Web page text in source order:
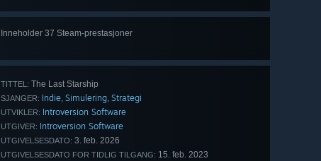
Inneholder 37 Steam-prestasjoner
TITTEL: The Last Starship
SJANGER: Indie, Simulering, Strategi
UTVIKLER: Introversion Software
UTGIVER: Introversion Software
UTGIVELSESDATO: 3. feb. 2026
UTGIVELSESDATO FOR TIDLIG TILGANG: 15. feb. 2023